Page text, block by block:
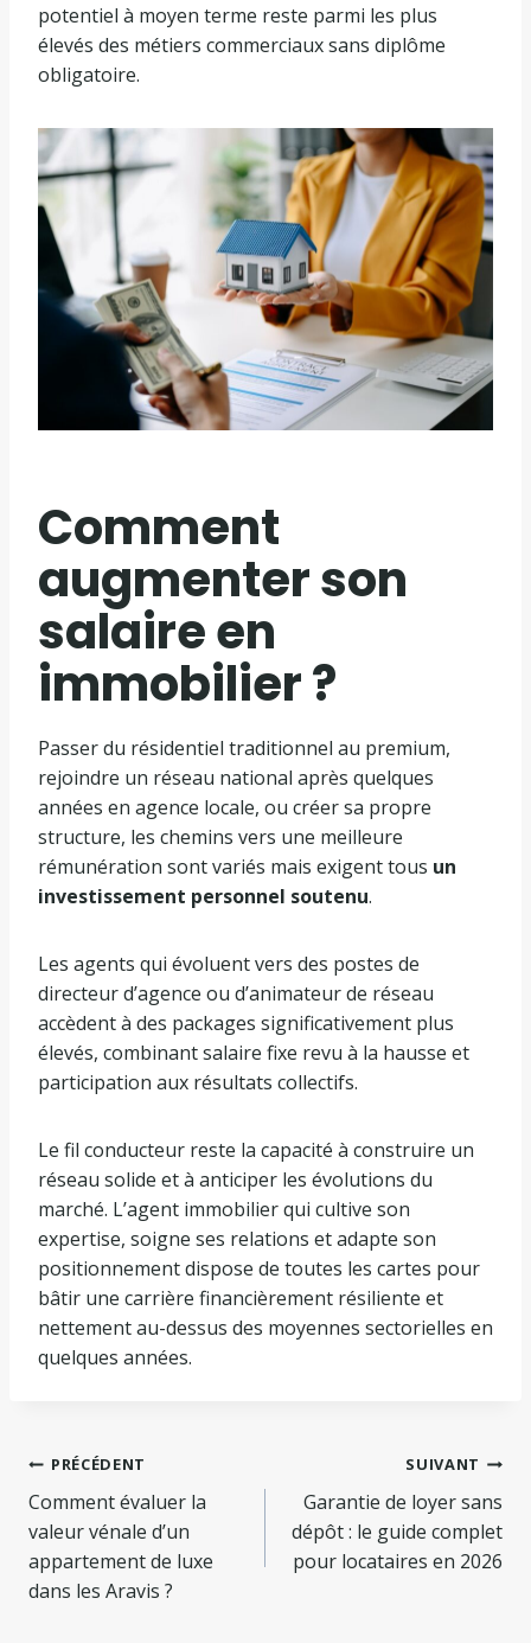
potentiel à moyen terme reste parmi les plus
élevés des métiers commerciaux sans diplôme
obligatoire.
Comment
augmenter son
salaire en
immobilier ?
Passer du résidentiel traditionnel au premium,
rejoindre un réseau national après quelques
années en agence locale, ou créer sa propre
structure, les chemins vers une meilleure
rémunération sont variés mais exigent tous un
investissement personnel soutenu.
Les agents qui évoluent vers des postes de
directeur d’agence ou d’animateur de réseau
accèdent à des packages significativement plus
élevés, combinant salaire fixe revu à la hausse et
participation aux résultats collectifs.
Le fil conducteur reste la capacité à construire un
réseau solide et à anticiper les évolutions du
marché. L’agent immobilier qui cultive son
expertise, soigne ses relations et adapte son
positionnement dispose de toutes les cartes pour
bâtir une carrière financièrement résiliente et
nettement au-dessus des moyennes sectorielles en
quelques années.
Navigation
de
l’article
PRÉCÉDENT
Comment évaluer la
valeur vénale d’un
appartement de luxe
dans les Aravis ?
SUIVANT
Garantie de loyer sans
dépôt : le guide complet
pour locataires en 2026